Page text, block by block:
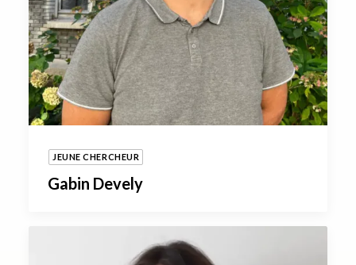
JEUNE CHERCHEUR
Gabin Devely